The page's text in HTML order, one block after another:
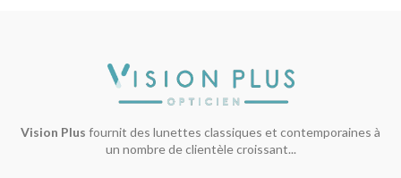
Vision Plus fournit des lunettes classiques et contemporaines à
un nombre de clientèle croissant...